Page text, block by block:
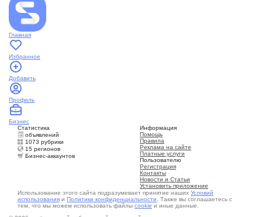
Главная
Избранное
Добавить
Профиль
Бизнес
Статистика
объявлений
1073 рубрики
15 регионов
Бизнес-аккаунтов
Информация
Помощь
Правила
Реклама на сайте
Платные услуги
Пользователю
Регистрация
Контакты
Новости и Статьи
Установить приложение
Использование этого сайта подразумевает принятие наших Условий
использования и Политики конфиденциальности . Также вы соглашаетесь с
тем, что мы можем использовать файлы cookie и иные данные.